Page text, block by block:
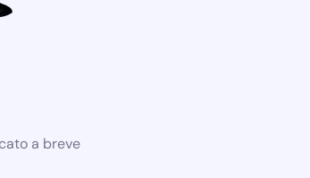
a breve